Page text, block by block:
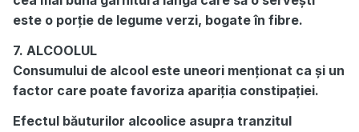
este o porție de legume verzi, bogate în fibre.
7. ALCOOLUL
Consumului de alcool este uneori menționat ca și un
factor care poate favoriza apariția constipației.
Efectul băuturilor alcoolice asupra tranzitul